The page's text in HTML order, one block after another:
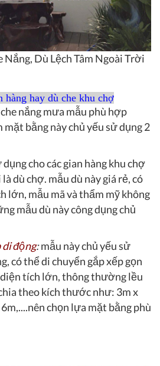
Nắng, Dù Lệch Tâm Ngoài Trời
hàng hay dù che khu chợ
nắng mưa mẫu phù hợp
mặt bằng này chủ yếu sử dụng 2
cho các gian hàng khu chợ
dù chợ. mẫu dù này giá rẻ, có
lớn, mẫu mã và thẩm mỹ không
mẫu dù này công dụng chủ
di động:mẫu này chủ yếu sử
có thể di chuyển gắp xếp gọn
tích lớn, thông thường lều
theo kích thước như: 3m x
chọn lựa mặt bằng phù